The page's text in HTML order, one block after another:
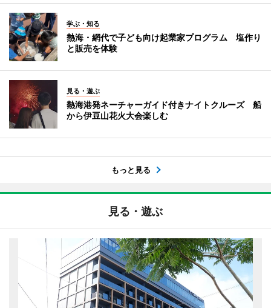
学ぶ・知る
熱海・網代で子ども向け起業家プログラム 塩作り
と販売を体験
見る・遊ぶ
熱海港発ネーチャーガイド付きナイトクルーズ 船
から伊豆山花火大会楽しむ
もっと見る
見る・遊ぶ